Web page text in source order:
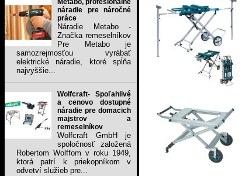
Metabo, profesionálne
náradie pre náročné
práce
Náradie Metabo -
Značka remeselníkov
Pre Metabo je
samozrejmosťou vyrábať
elektrické náradie, ktoré spĺňa
najvyššie...
Wolfcraft- Spoľahlivé
a cenovo dostupné
náradie pre domacich
majstrov a
remeselníkov
Wolfcraft GmbH je
spoločnosť založená
Robertom Wolffom v roku 1949,
ktorá patrí k priekopníkom v
odvetví služieb pre...